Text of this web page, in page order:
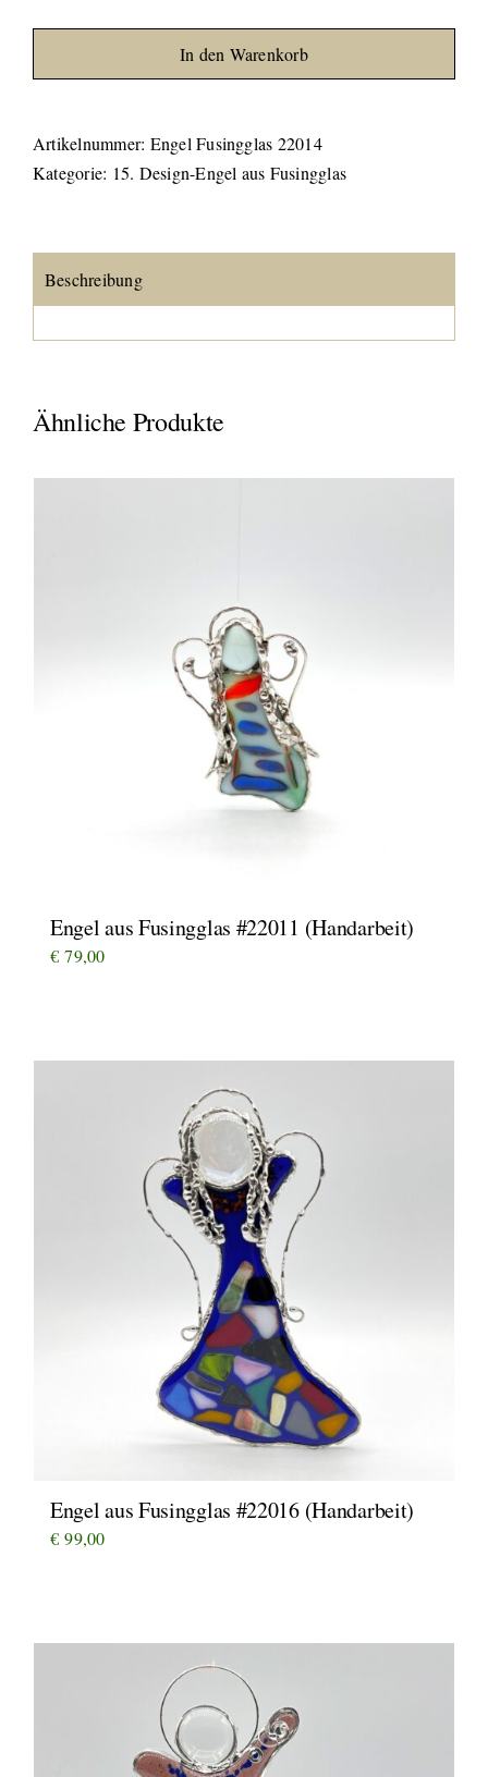
In den Warenkorb
Artikelnummer: Engel Fusingglas 22014
Kategorie: 15. Design-Engel aus Fusingglas
Beschreibung
Ähnliche Produkte
Engel aus Fusingglas #22011 (Handarbeit)
€ 79,00
Engel aus Fusingglas #22016 (Handarbeit)
€ 99,00